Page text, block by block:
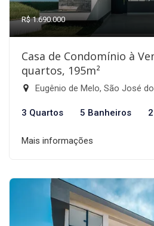
R$ 1.690.000
Casa de Condomínio à
quartos, 195m²
Eugênio de Melo, São José
3 Quartos 5 Banheiros
Mais informações